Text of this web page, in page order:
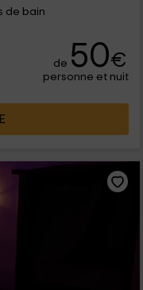
de bain
de 50€
personne et nuit